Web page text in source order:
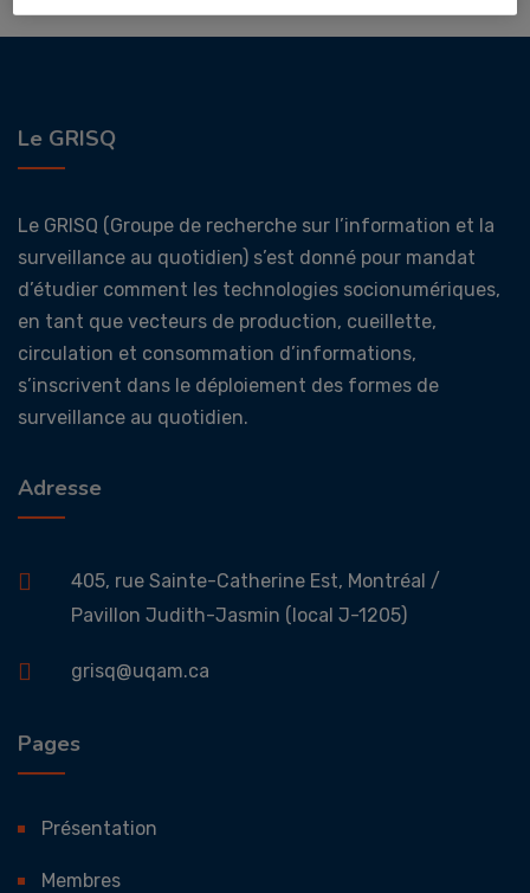
Le GRISQ
Le GRISQ (Groupe de recherche sur l’information et la
surveillance au quotidien) s’est donné pour mandat
d’étudier comment les technologies socionumériques,
en tant que vecteurs de production, cueillette,
circulation et consommation d’informations,
s’inscrivent dans le déploiement des formes de
surveillance au quotidien.
Adresse
405, rue Sainte-Catherine Est, Montréal /
Pavillon Judith-Jasmin (local J-1205)
grisq@uqam.ca
Pages
Présentation
Membres